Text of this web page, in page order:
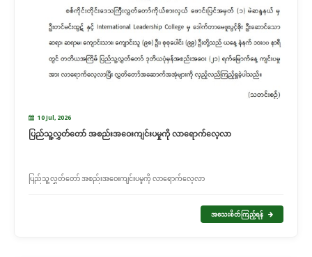
10 Jul, 2026
ပြည်သူ့လွှတ်တော် အစည်းအဝေးကျင်းပမှုကို လာရောက်လေ့လာ
ပြည်သူ့လွှတ်တော် အစည်းအဝေးကျင်းပမှုကို လာရောက်လေ့လာ
အသေးစိတ်ကြည့်ရန်